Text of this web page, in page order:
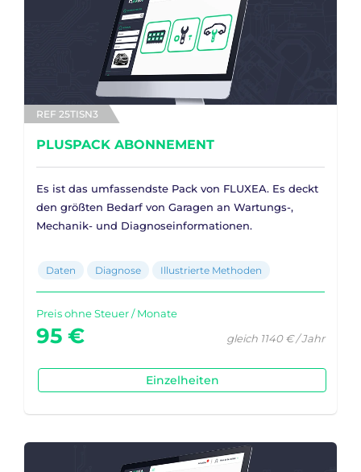
REF 25TISN3
PLUSPACK ABONNEMENT
Es ist das umfassendste Pack von FLUXEA. Es deckt
den größten Bedarf von Garagen an Wartungs-,
Mechanik- und Diagnoseinformationen.
Daten Diagnose Illustrierte Methoden
Preis ohne Steuer / Monate
95 € gleich 1140 € / Jahr
Einzelheiten